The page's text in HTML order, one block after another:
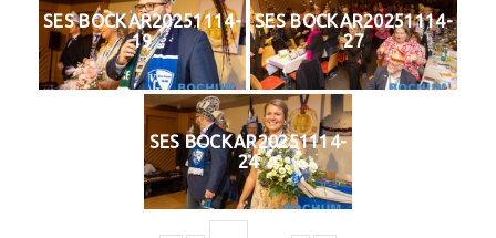
SES BOCKAR20251114-
19
SES BOCKAR20251114-
27
SES BOCKAR20251114-
24